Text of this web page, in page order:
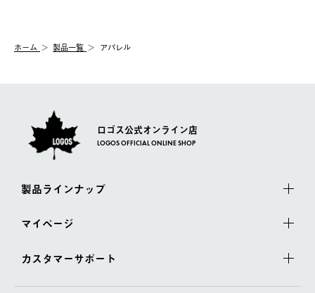
【配送業者】
佐川急便にて配送されます。
一度お手元の商品を返品いただき、ご希望商品を再注文してくだ
ホーム 製品一覧 アパレル
ロゴス公式オンライン店
LOGOS OFFICIAL ONLINE SHOP
製品ラインナップ
マイページ
カスタマーサポート